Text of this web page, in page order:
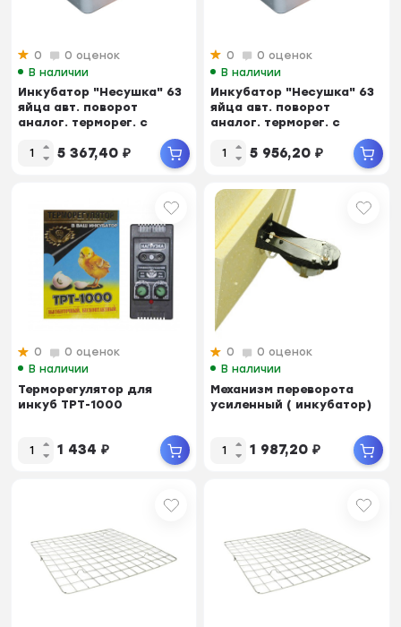
0
0 оценок
В наличии
Инкубатор "Несушка" 63
яйца авт. поворот
аналог. терморег. с
5 367,40 ₽
0
0 оценок
В наличии
Инкубатор "Несушка" 63
яйца авт. поворот
аналог. терморег. с
5 956,20 ₽
0
0 оценок
В наличии
Терморегулятор для
инкуб ТРТ-1000
1 434 ₽
0
0 оценок
В наличии
Механизм переворота
усиленный ( инкубатор)
1 987,20 ₽